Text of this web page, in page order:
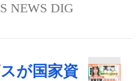
NEWS DIG
が国家資